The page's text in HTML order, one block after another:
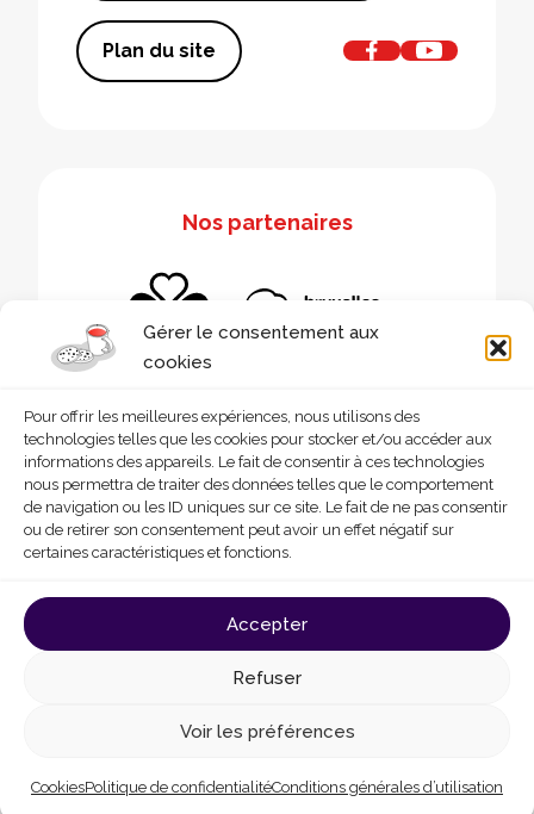
Gérer le consentement aux
cookies
Pour offrir les meilleures expériences, nous utilisons des
technologies telles que les cookies pour stocker et/ou accéder aux
informations des appareils. Le fait de consentir à ces technologies
nous permettra de traiter des données telles que le comportement
de navigation ou les ID uniques sur ce site. Le fait de ne pas consentir
ou de retirer son consentement peut avoir un effet négatif sur
certaines caractéristiques et fonctions.
Accepter
Refuser
Voir les préférences
CookiesPolitique de confidentialitéConditions générales d’utilisation
Plan du site
Nos partenaires
love
Politique de confidentialité